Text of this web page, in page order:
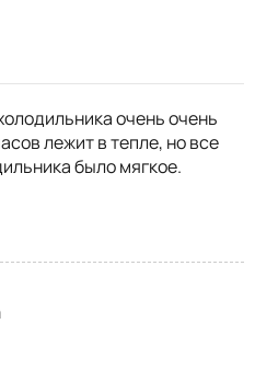
очень очень
лежит в тепле, но все
было мягкое.